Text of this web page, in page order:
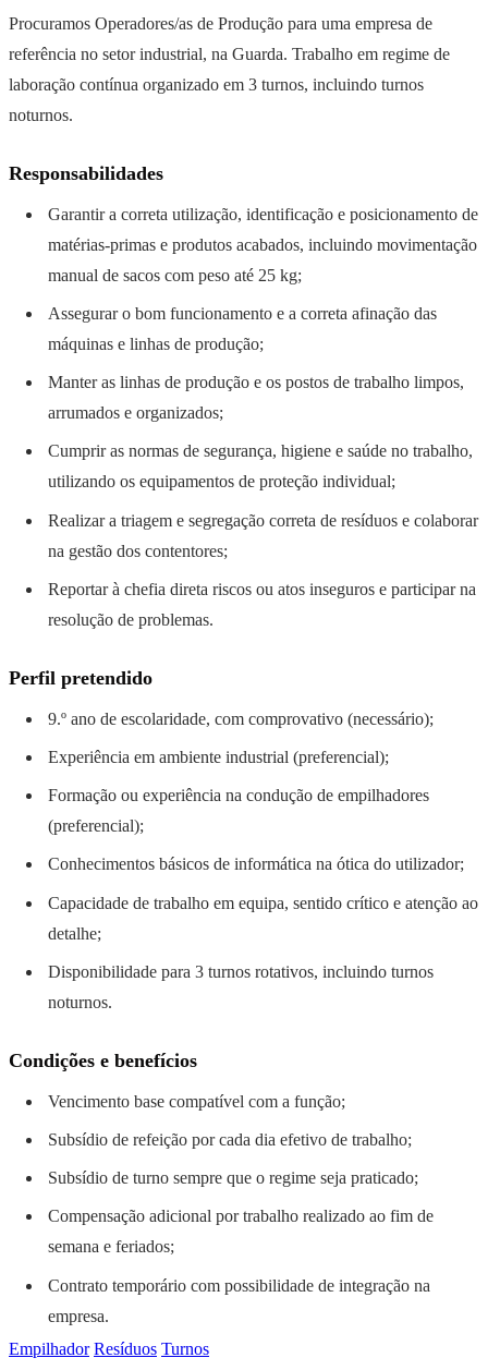
Procuramos Operadores/as de Produção para uma empresa de
referência no setor industrial, na Guarda. Trabalho em regime de
laboração contínua organizado em 3 turnos, incluindo turnos
noturnos.
Responsabilidades
Garantir a correta utilização, identificação e posicionamento de
matérias-primas e produtos acabados, incluindo movimentação
manual de sacos com peso até 25 kg;
Assegurar o bom funcionamento e a correta afinação das
máquinas e linhas de produção;
Manter as linhas de produção e os postos de trabalho limpos,
arrumados e organizados;
Cumprir as normas de segurança, higiene e saúde no trabalho,
utilizando os equipamentos de proteção individual;
Realizar a triagem e segregação correta de resíduos e colaborar
na gestão dos contentores;
Reportar à chefia direta riscos ou atos inseguros e participar na
resolução de problemas.
Perfil pretendido
9.º ano de escolaridade, com comprovativo (necessário);
Experiência em ambiente industrial (preferencial);
Formação ou experiência na condução de empilhadores
(preferencial);
Conhecimentos básicos de informática na ótica do utilizador;
Capacidade de trabalho em equipa, sentido crítico e atenção ao
detalhe;
Disponibilidade para 3 turnos rotativos, incluindo turnos
noturnos.
Condições e benefícios
Vencimento base compatível com a função;
Subsídio de refeição por cada dia efetivo de trabalho;
Subsídio de turno sempre que o regime seja praticado;
Compensação adicional por trabalho realizado ao fim de
semana e feriados;
Contrato temporário com possibilidade de integração na
empresa.
Empilhador Resíduos Turnos